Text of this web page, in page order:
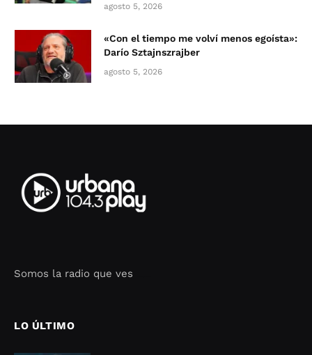
agosto 5, 2026
«Con el tiempo me volví menos egoísta»:
Darío Sztajnszrajber
agosto 5, 2026
Somos la radio que ves
LO ÚLTIMO